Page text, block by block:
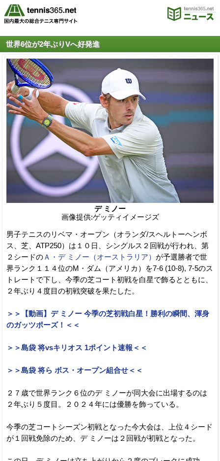
世界6位が2年ぶりVへ好発進
デ ミノー
画像提供:ゲッティイメージズ
男子テニスのリベマ・オープン（オランダ/スヘルトーヘンボ
ス、芝、ATP250）は１０日、シングルス２回戦が行われ、第
２シードのＡ・デ ミノー（オーストラリア） が予選勝者で世
界ランク１１４位のM・ダム（アメリカ）を7-6 (10-8), 7-5のス
トレートで下し、今季の芝コート初戦を白星で飾るとともに、
２年ぶり４度目の初戦突破を果たした。
＞＞【動画】デ ミノー 今季の芝初戦白星！勝利の瞬間、渾身
のガッツポーズ！＜＜
＞＞島袋 将vsキリオス 1ポイント速報＜＜
＞＞島袋 将ら ボス・オープン組合せ＜＜
２７歳で世界ランク６位のデ ミノーが同大会に出場するのは
２年ぶり５度目。２０２４年には優勝を飾っている。
今季の芝コートシーズン初戦となった今大会は、上位４シード
が１回戦免除のため、デ ミノーは２回戦が初戦となった。